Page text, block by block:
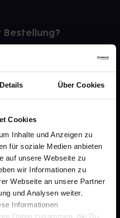
Details Über Cookies
Cookies
Inhalte und Anzeigen zu
für soziale Medien anbieten
auf unsere Webseite zu
wir Informationen zu
Webseite an unsere Partner
und Analysen weiter.
Informationen
Bestellung?